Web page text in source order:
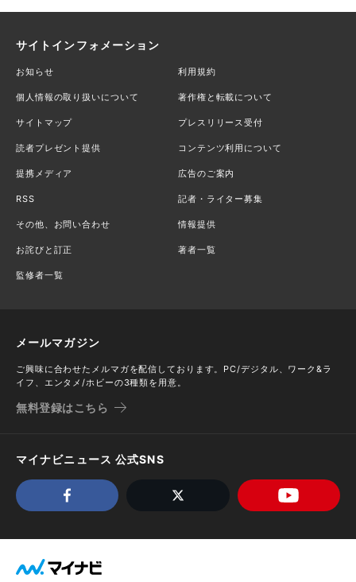
サイトインフォメーション
お知らせ 利用規約
個人情報の取り扱いについて 著作権と転載について
サイトマップ プレスリリース受付
読者プレゼント提供 コンテンツ利用について
提携メディア 広告のご案内
RSS 記者・ライター募集
その他、お問い合わせ 情報提供
お詫びと訂正 著者一覧
監修者一覧
メールマガジン
ご興味に合わせたメルマガを配信しております。PC/デジタル、ワーク&ラ
イフ、エンタメ/ホビーの3種類を用意。
無料登録はこちら
マイナビニュース 公式SNS